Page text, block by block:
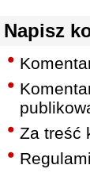
Napisz
Za treść